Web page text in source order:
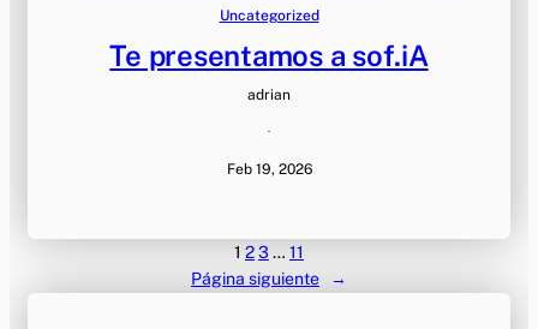
Uncategorized
Te presentamos a sof.iA
adrian
·
Feb 19, 2026
1 23… 11
Página siguiente
→